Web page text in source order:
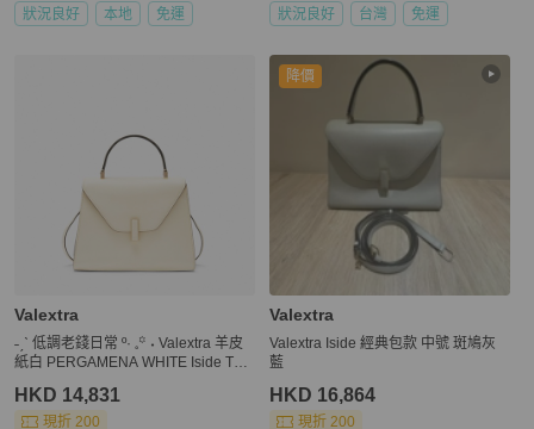
狀況良好 本地 免運 狀況良好 台灣 免運
Valextra
‎˗ˏˋ 低調老錢日常 º· 𓈒꙳ ‎˖ Valextra 羊皮
紙白 PERGAMENA WHITE Iside Top
HKD 14,831
現折 200
降價
Valextra
Valextra Iside 經典包款 中號 斑鳩灰
藍
HKD 16,864
現折 200